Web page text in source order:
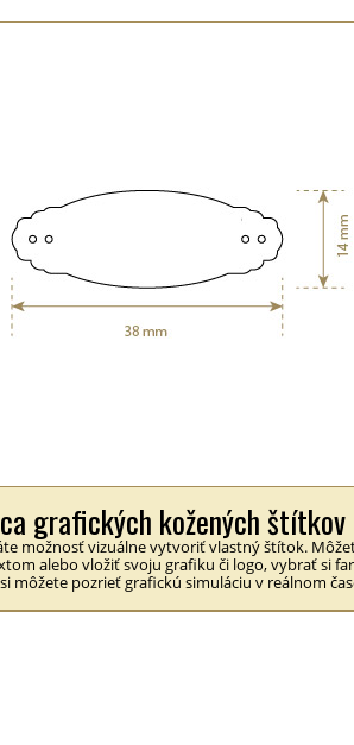
grafických kožených štítkov
možnosť vizuálne vytvoriť vlastný štítok.
alebo vložiť svoju grafiku či logo, vybrať si
môžete pozrieť grafickú simuláciu v reálnom